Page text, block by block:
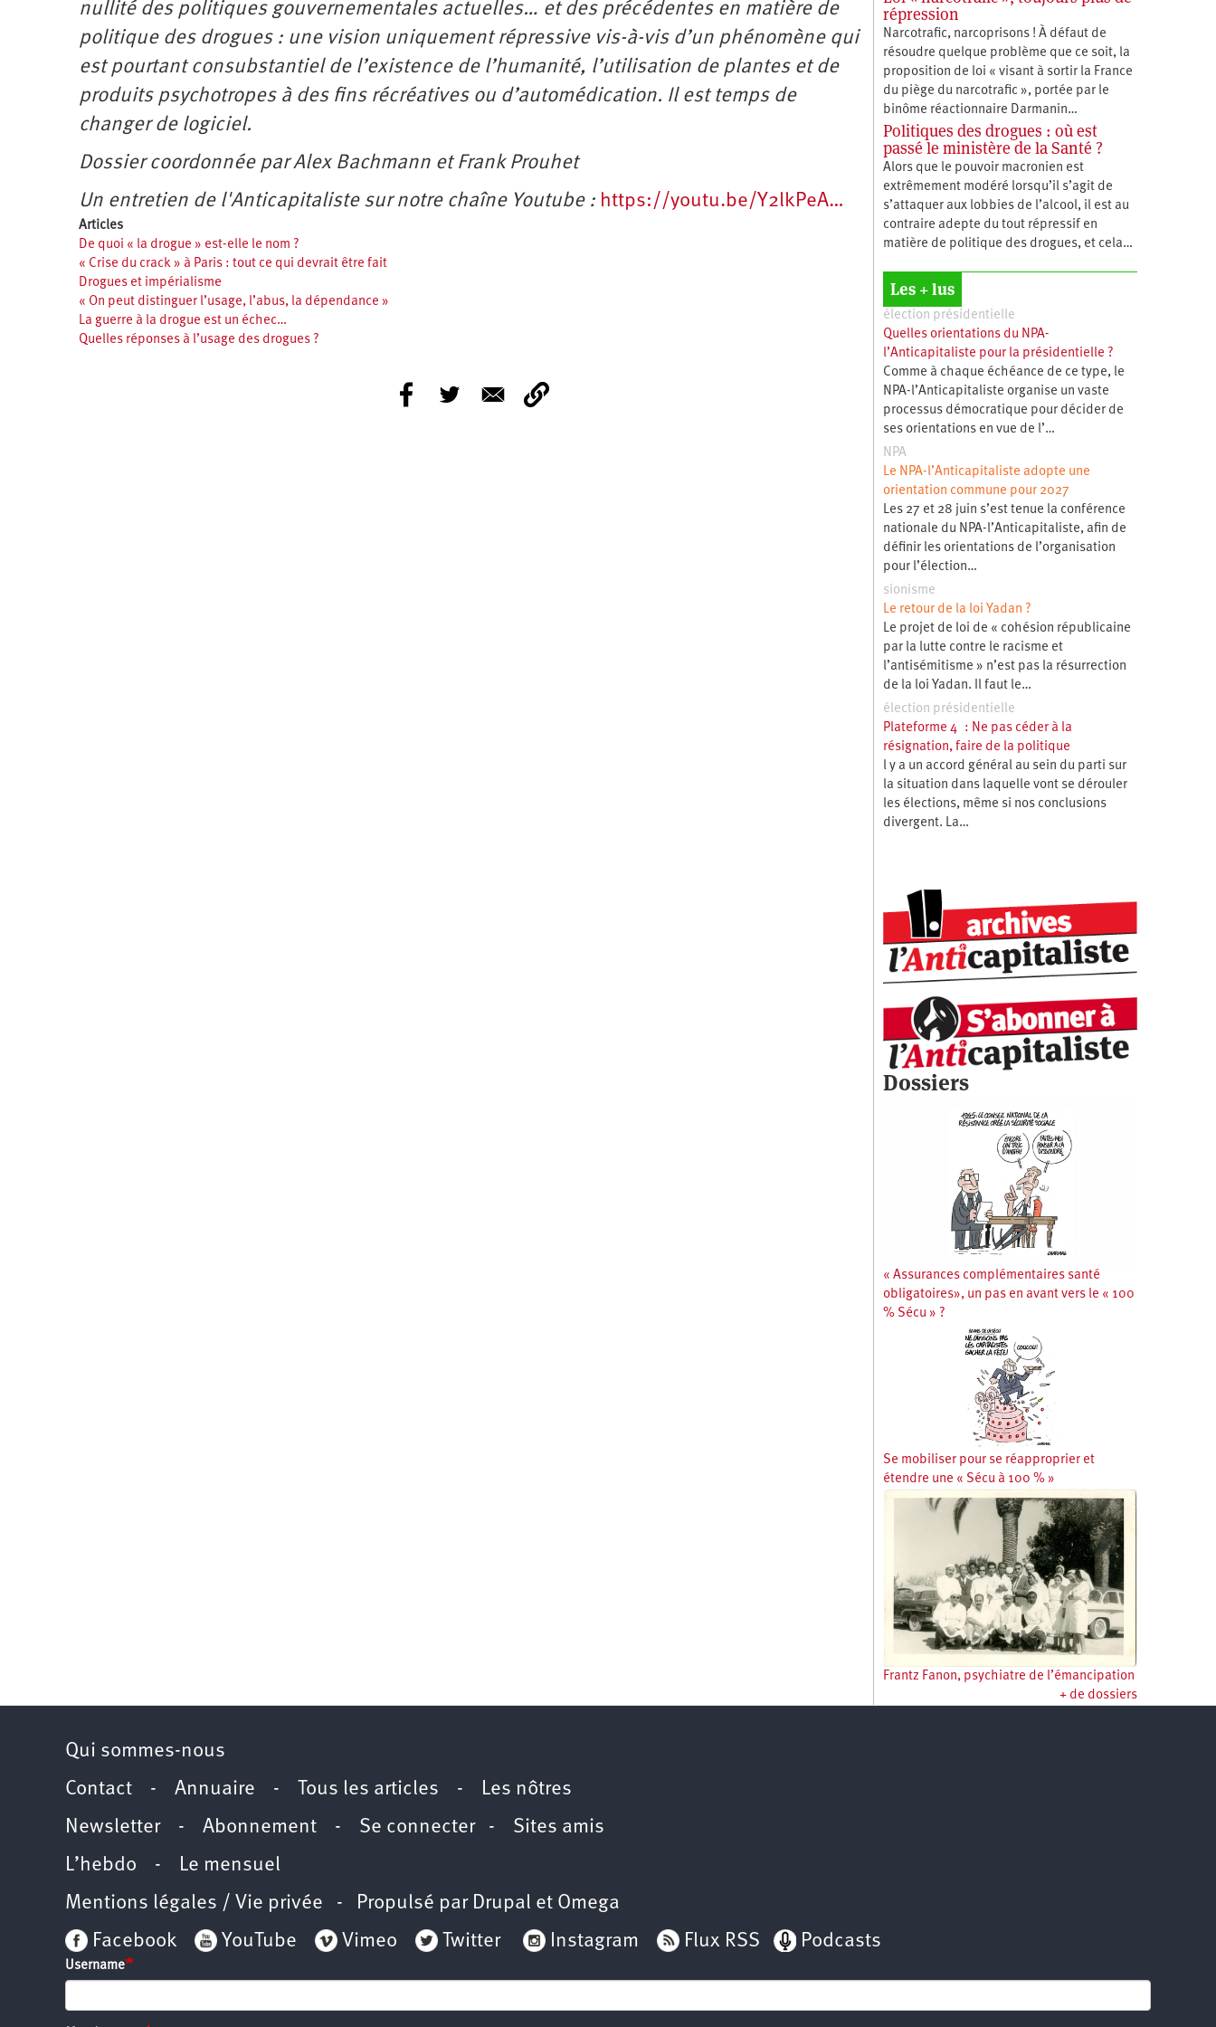
nullité des politiques gouvernementales actuelles… et des précédentes en matière de
politique des drogues : une vision uniquement répressive vis-à-vis d’un phénomène qui
est pourtant consubstantiel de l’existence de l’humanité, l’utilisation de plantes et de
produits psychotropes à des fins récréatives ou d’automédication. Il est temps de
changer de logiciel.
Dossier coordonnée par Alex Bachmann et Frank Prouhet
Un entretien de l'Anticapitaliste sur notre chaîne Youtube : https://youtu.be/Y2lkPeA…
Articles
De quoi « la drogue » est-elle le nom ?
« Crise du crack » à Paris : tout ce qui devrait être fait
Drogues et impérialisme
« On peut distinguer l’usage, l’abus, la dépendance »
La guerre à la drogue est un échec…
Quelles réponses à l’usage des drogues ?
répression
Narcotrafic, narcoprisons ! À défaut de
résoudre quelque problème que ce soit, la
proposition de loi « visant à sortir la France
du piège du narcotrafic », portée par le
binôme réactionnaire Darmanin…
Politiques des drogues : où est
passé le ministère de la Santé ?
Alors que le pouvoir macronien est
extrêmement modéré lorsqu’il s’agit de
s’attaquer aux lobbies de l’alcool, il est au
contraire adepte du tout répressif en
matière de politique des drogues, et cela…
Les + lus
élection présidentielle
Quelles orientations du NPA-
l’Anticapitaliste pour la présidentielle ?
Comme à chaque échéance de ce type, le
NPA-l’Anticapitaliste organise un vaste
processus démocratique pour décider de
ses orientations en vue de l’…
NPA
Le NPA-l’Anticapitaliste adopte une
orientation commune pour 2027
Les 27 et 28 juin s’est tenue la conférence
nationale du NPA-l’Anticapitaliste, afin de
définir les orientations de l’organisation
pour l’élection…
sionisme
Le retour de la loi Yadan ?
Le projet de loi de « cohésion républicaine
par la lutte contre le racisme et
l’antisémitisme » n’est pas la résurrection
de la loi Yadan. Il faut le…
élection présidentielle
Plateforme 4 : Ne pas céder à la
résignation, faire de la politique
l y a un accord général au sein du parti sur
la situation dans laquelle vont se dérouler
les élections, même si nos conclusions
divergent. La…
Dossiers
« Assurances complémentaires santé
obligatoires», un pas en avant vers le « 100
% Sécu » ?
Se mobiliser pour se réapproprier et
étendre une « Sécu à 100 % »
Frantz Fanon, psychiatre de l’émancipation
+ de dossiers
Qui sommes-nous
Contact - Annuaire - Tous les articles -
Les nôtres
Newsletter- Abonnement - Se connecter- Sites amis
L’hebdo -
Le mensuel
Mentions légales / Vie privée - Propulsé par Drupal et Omega
Facebook
YouTube Vimeo Twitter Instagram Flux RSS Podcasts
Username